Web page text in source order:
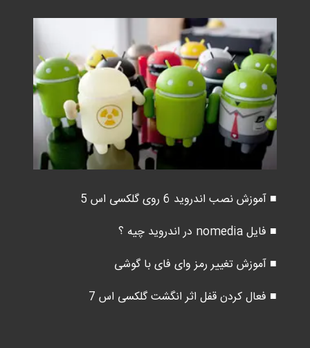
■ آموزش نصب اندروید 6 روی گلکسی اس 5
■ فایل nomedia در اندروید چیه ؟
■ آموزش تغییر رمز وای فای با گوشی
■ فعال کردن قفل اثر انگشت گلکسی اس 7